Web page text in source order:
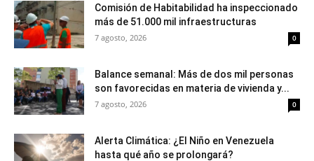
Comisión de Habitabilidad ha inspeccionado
más de 51.000 mil infraestructuras
7 agosto, 2026 0
Balance semanal: Más de dos mil personas
son favorecidas en materia de vivienda y...
7 agosto, 2026 0
Alerta Climática: ¿El Niño en Venezuela
hasta qué año se prolongará?